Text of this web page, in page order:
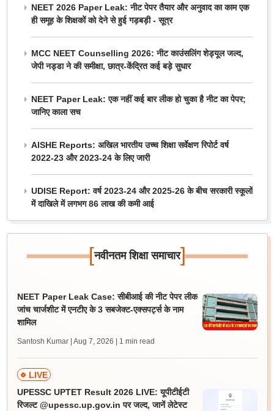
NEET 2026 Paper Leak: नीट पेपर तैयार और अनुवाद का काम एक
ही समूह के शिक्षकों को देने से हुई गड़बड़ी - सूत्र
MCC NEET Counselling 2026: नीट काउंसलिंग शेड्यूल जल्द,
जेपी नड्डा ने की समीक्षा, छात्र-केंद्रित कई बड़े सुधार
NEET Paper Leak: एक नहीं कई बार लीक हो चुका है नीट का पेपर;
जानिए काला सच
AISHE Reports: अखिल भारतीय उच्च शिक्षा सर्वेक्षण रिपोर्ट वर्ष
2022-23 और 2023-24 के लिए जारी
UDISE Report: वर्ष 2023-24 और 2025-26 के बीच सरकारी स्कूलों
में दाखिले में लगभग 86 लाख की कमी आई
[नवीनतम शिक्षा समाचार]
NEET Paper Leak Case: सीबीआई की नीट पेपर लीक
जांच चार्जशीट में एनटीए के 3 सबजेक्ट-एक्सपर्ट्स के नाम
शामिल
Santosh Kumar | Aug 7, 2026 | 1 min read
LIVE
UPESSC UPTET Result 2026 LIVE: यूपीटीईटी
रिजल्ट @upessc.up.gov.in पर जल्द, जानें लेटेस्ट